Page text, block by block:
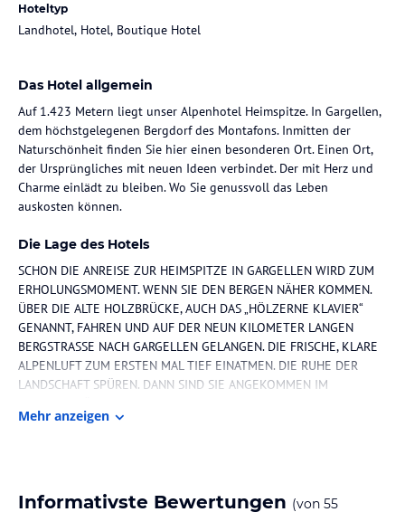
Hoteltyp
Landhotel, Hotel, Boutique Hotel
Das Hotel allgemein
Auf 1.423 Metern liegt unser Alpenhotel Heimspitze. In Gargellen,
dem höchstgelegenen Bergdorf des Montafons. Inmitten der
Naturschönheit finden Sie hier einen besonderen Ort. Einen Ort,
der Ursprüngliches mit neuen Ideen verbindet. Der mit Herz und
Charme einlädt zu bleiben. Wo Sie genussvoll das Leben
auskosten können.
Die Lage des Hotels
SCHON DIE ANREISE ZUR HEIMSPITZE IN GARGELLEN WIRD ZUM
ERHOLUNGSMOMENT. WENN SIE DEN BERGEN NÄHER KOMMEN.
ÜBER DIE ALTE HOLZBRÜCKE, AUCH DAS „HÖLZERNE KLAVIER“
GENANNT, FAHREN UND AUF DER NEUN KILOMETER LANGEN
BERGSTRASSE NACH GARGELLEN GELANGEN. DIE FRISCHE, KLARE
ALPENLUFT ZUM ERSTEN MAL TIEF EINATMEN. DIE RUHE DER
LANDSCHAFT SPÜREN. DANN SIND SIE ANGEKOMMEN IM
Jedes einzelne Zimmer, jede Suite ist ein echtes Unikat. Und doch
Mehr anzeigen
Informativste Bewertungen (von 55